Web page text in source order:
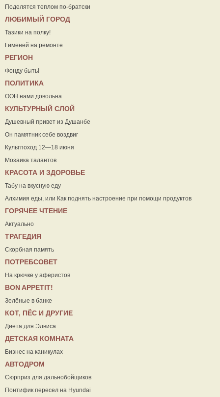
Поделятся теплом по-братски
ЛЮБИМЫЙ ГОРОД
Тазики на полку!
Гименей на ремонте
РЕГИОН
Фонду быть!
ПОЛИТИКА
ООН нами довольна
КУЛЬТУРНЫЙ СЛОЙ
Душевный привет из Душанбе
Он памятник себе воздвиг
Культпоход 12—18 июня
Мозаика талантов
КРАСОТА И ЗДОРОВЬЕ
Табу на вкусную еду
Алхимия еды, или Как поднять настроение при помощи продуктов
ГОРЯЧЕЕ ЧТЕНИЕ
Актуально
ТРАГЕДИЯ
Скорбная память
ПОТРЕБСОВЕТ
На крючке у аферистов
ВON APPETIT!
Зелёные в банке
КОТ, ПЁС И ДРУГИЕ
Диета для Элвиса
ДЕТСКАЯ КОМНАТА
Бизнес на каникулах
АВТОДРОМ
Сюрприз для дальнобойщиков
Понтифик пересел на Hyundai